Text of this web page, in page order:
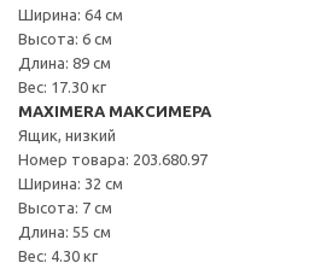
Ширина: 64 см
Высота: 6 см
Длина: 89 см
Вес: 17.30 кг
MAXIMERA МАКСИМЕРА
Ящик, низкий
Номер товара: 203.680.97
Ширина: 32 см
Высота: 7 см
Длина: 55 см
Вес: 4.30 кг